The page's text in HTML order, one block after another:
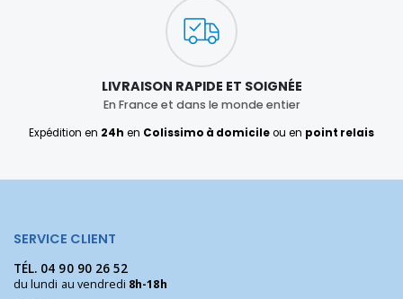
LIVRAISON RAPIDE ET SOIGNÉE
En France et dans le monde entier
Expédition en 24h en Colissimo à domicileou en point relais
SERVICE CLIENT
TÉL. 04 90 90 26 52
du lundi au vendredi 8h-18h